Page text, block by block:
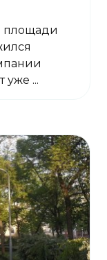
площади
уже ...